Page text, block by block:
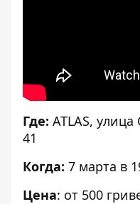
Где: ATLAS,
41
Когда: 7 марта в
Цена: от 500